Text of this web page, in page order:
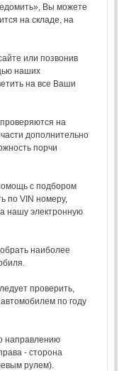
Вы можете
на складе, на
или позвонив
наших
на все Ваши
на
дополнительно
порчи
с подбором
по VIN номеру,
нашу электронную
наиболее
проверить,
по году
направлению
- сторона
рулем).